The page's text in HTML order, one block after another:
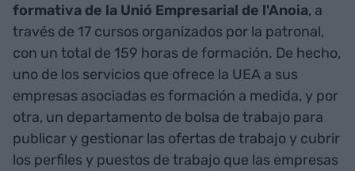
formativa de la Unió Empresarial de l'Anoia, a
través de 17 cursos organizados por la patronal,
con un total de 159 horas de formación. De hecho,
uno de los servicios que ofrece la UEA a sus
empresas asociadas es formación a medida, y por
otra, un departamento de bolsa de trabajo para
publicar y gestionar las ofertas de trabajo y cubrir
los perfiles y puestos de trabajo que las empresas